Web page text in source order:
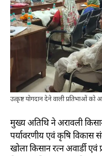
उत्कृष्ट योगदान देने वाली प्रतिभाओं को
मुख्य अतिथि ने अरावली
पर्यावरणीय एवं कृषि विकास
खोला किसान रत्न अवार्डी एवं